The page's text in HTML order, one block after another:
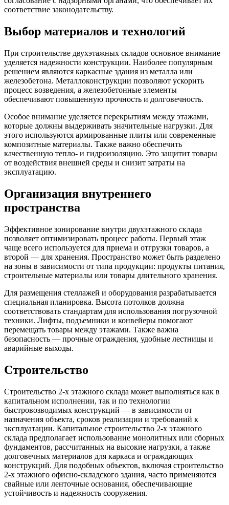
соответствие законодательству.
Выбор материалов и технологий
При строительстве двухэтажных складов основное внимание
уделяется надежности конструкции. Наиболее популярным
решением являются каркасные здания из металла или
железобетона. Металлоконструкции позволяют ускорить
процесс возведения, а железобетонные элементы
обеспечивают повышенную прочность и долговечность.
Особое внимание уделяется перекрытиям между этажами,
которые должны выдерживать значительные нагрузки. Для
этого используются армированные плиты или современные
композитные материалы. Также важно обеспечить
качественную тепло- и гидроизоляцию. Это защитит товары
от воздействия внешней среды и снизит затраты на
эксплуатацию.
Организация внутреннего
пространства
Эффективное зонирование внутри двухэтажного склада
позволяет оптимизировать процесс работы. Первый этаж
чаще всего используется для приема и отгрузки товаров, а
второй — для хранения. Пространство может быть разделено
на зоны в зависимости от типа продукции: продукты питания,
строительные материалы или товары длительного хранения.
Для размещения стеллажей и оборудования разрабатывается
специальная планировка. Высота потолков должна
соответствовать стандартам для использования погрузочной
техники. Лифты, подъемники и конвейеры помогают
перемещать товары между этажами. Также важна
безопасность — прочные ограждения, удобные лестницы и
аварийные выходы.
Строительство
Строительство 2-х этажного склада может выполняться как в
капитальном исполнении, так и по технологии
быстровозводимых конструкций — в зависимости от
назначения объекта, сроков реализации и требований к
эксплуатации. Капитальное строительство 2-х этажного
склада предполагает использование монолитных или сборных
фундаментов, рассчитанных на высокие нагрузки, а также
долговечных материалов для каркаса и ограждающих
конструкций. Для подобных объектов, включая строительство
2-х этажного офисно-складского здания, часто применяются
свайные или ленточные основания, обеспечивающие
устойчивость и надежность сооружения.